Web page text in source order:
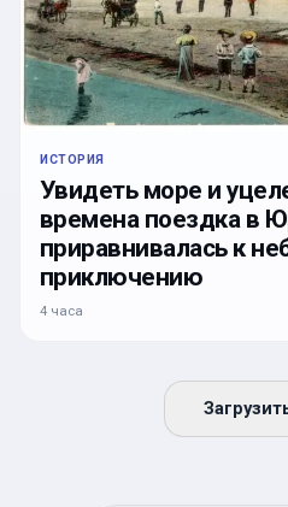
ИСТОРИЯ
Увидеть море и
времена поездка в
приравнивалась к
приключению
4 часа